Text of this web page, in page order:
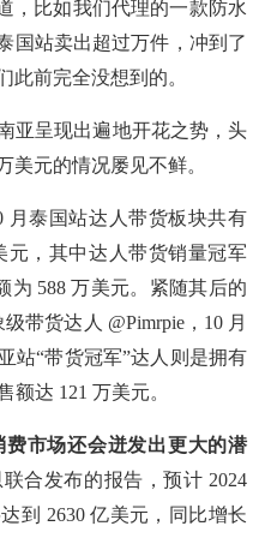
，比如我们代理的一款防水
国站卖出超过万件，冲到了
此前完全没想到的。
亚呈现出遍地开花之势，头
美元的情况屡见不鲜。
月泰国站达人带货板块共有
元，其中达人带货销量冠军
为 588 万美元。紧随其后的
带货达人 @Pimrpie，10 月
站“带货冠军”达人则是拥有
额达 121 万美元。
市场还会迸发出更大的潜
合发布的报告，预计 2024
到 2630 亿美元，同比增长